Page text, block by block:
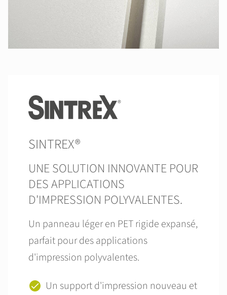
SINTREX®
UNE SOLUTION INNOVANTE POUR
DES APPLICATIONS
D'IMPRESSION POLYVALENTES.
Un panneau léger en PET rigide expansé,
parfait pour des applications
d'impression polyvalentes.
Un support d'impression nouveau et